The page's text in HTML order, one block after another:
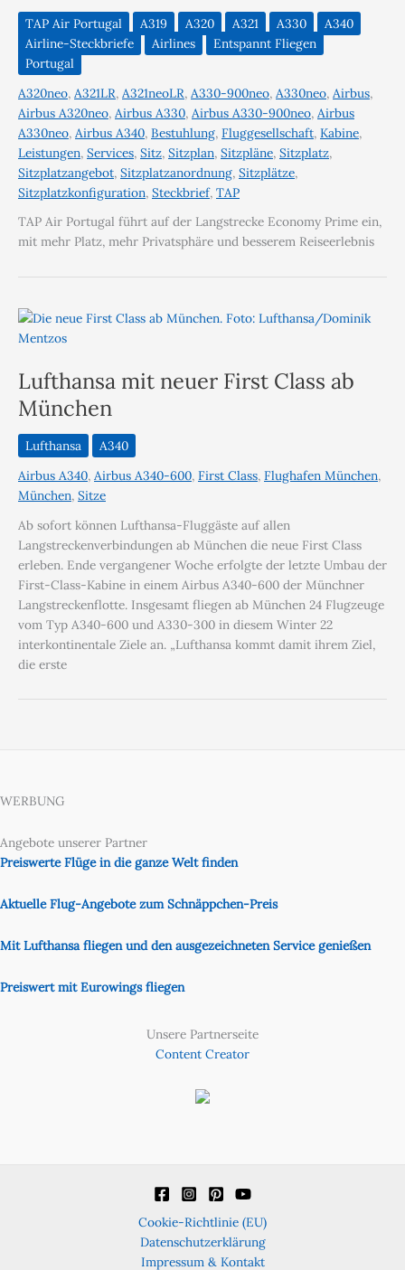
TAP Air Portugal A319 A320 A321 A330
A340
Airline-Steckbriefe
Airlines
Entspannt Fliegen
Portugal
A320neo, A321LR, A321neoLR, A330-900neo, A330neo, Airbus,
Airbus A320neo, Airbus A330, Airbus A330-900neo, Airbus
A330neo, Airbus A340, Bestuhlung, Fluggesellschaft, Kabine,
Leistungen, Services, Sitz, Sitzplan, Sitzpläne, Sitzplatz,
Sitzplatzangebot, Sitzplatzanordnung, Sitzplätze,
Sitzplatzkonfiguration, Steckbrief, TAP
TAP Air Portugal führt auf der Langstrecke Economy Prime ein,
mit mehr Platz, mehr Privatsphäre und besserem Reiseerlebnis
Lufthansa mit neuer First Class ab
München
Lufthansa
A340
Airbus A340, Airbus A340-600, First Class, Flughafen München,
München, Sitze
Ab sofort können Lufthansa-Fluggäste auf allen
Langstreckenverbindungen ab München die neue First Class
erleben. Ende vergangener Woche erfolgte der letzte Umbau der
First-Class-Kabine in einem Airbus A340-600 der Münchner
Langstreckenflotte. Insgesamt fliegen ab München 24 Flugzeuge
vom Typ A340-600 und A330-300 in diesem Winter 22
interkontinentale Ziele an. „Lufthansa kommt damit ihrem Ziel,
die erste
WERBUNG
Angebote unserer Partner
Preiswerte Flüge in die ganze Welt finden
Aktuelle Flug-Angebote zum Schnäppchen-Preis
Mit Lufthansa fliegen und den ausgezeichneten Service genießen
Preiswert mit Eurowings fliegen
Unsere Partnerseite
Content Creator
Cookie-Richtlinie (EU)
Datenschutzerklärung
Impressum & Kontakt